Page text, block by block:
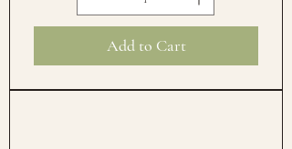
Add to Cart